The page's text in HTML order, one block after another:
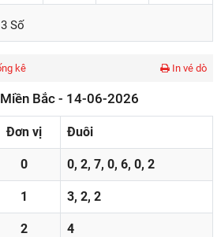
3 Số
kê In vé dò
Bắc - 14-06-2026
Đơn vị Đuôi
0 0, 2, 7, 0, 6, 0, 2
1 3, 2, 2
2 4